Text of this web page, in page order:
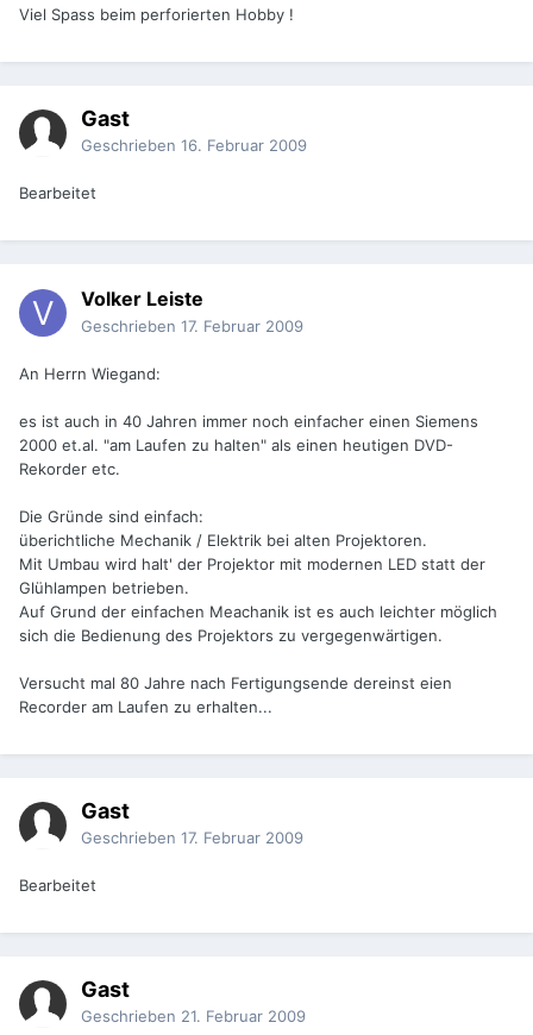
Viel Spass beim perforierten Hobby !
Gast
Geschrieben 16. Februar 2009
Bearbeitet
Volker Leiste
Geschrieben 17. Februar 2009
An Herrn Wiegand:
es ist auch in 40 Jahren immer noch einfacher einen Siemens
2000 et.al. "am Laufen zu halten" als einen heutigen DVD-
Rekorder etc.
Die Gründe sind einfach:
überichtliche Mechanik / Elektrik bei alten Projektoren.
Mit Umbau wird halt' der Projektor mit modernen LED statt der
Glühlampen betrieben.
Auf Grund der einfachen Meachanik ist es auch leichter möglich
sich die Bedienung des Projektors zu vergegenwärtigen.
Versucht mal 80 Jahre nach Fertigungsende dereinst eien
Recorder am Laufen zu erhalten...
Gast
Geschrieben 17. Februar 2009
Bearbeitet
Gast
Geschrieben 21. Februar 2009